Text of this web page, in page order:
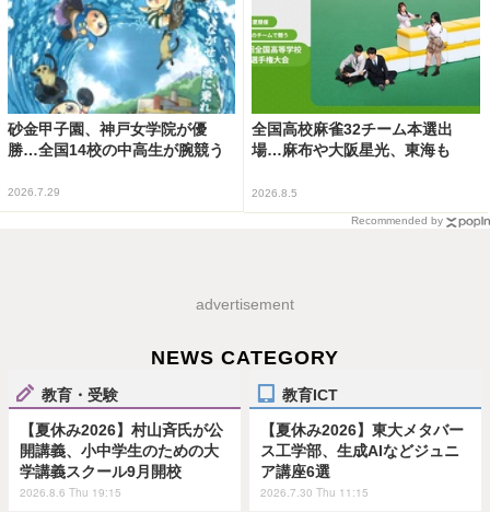
砂金甲子園、神戸女学院が優
勝…全国14校の中高生が腕競う
2026.7.29
全国高校麻雀32チーム本選出
場…麻布や大阪星光、東海も
2026.8.5
Recommended by
advertisement
NEWS CATEGORY
教育・受験
【夏休み2026】村山斉氏が公
開講義、小中学生のための大
学講義スクール9月開校
2026.8.6 Thu 19:15
教育ICT
【夏休み2026】東大メタバー
ス工学部、生成AIなどジュニ
ア講座6選
2026.7.30 Thu 11:15